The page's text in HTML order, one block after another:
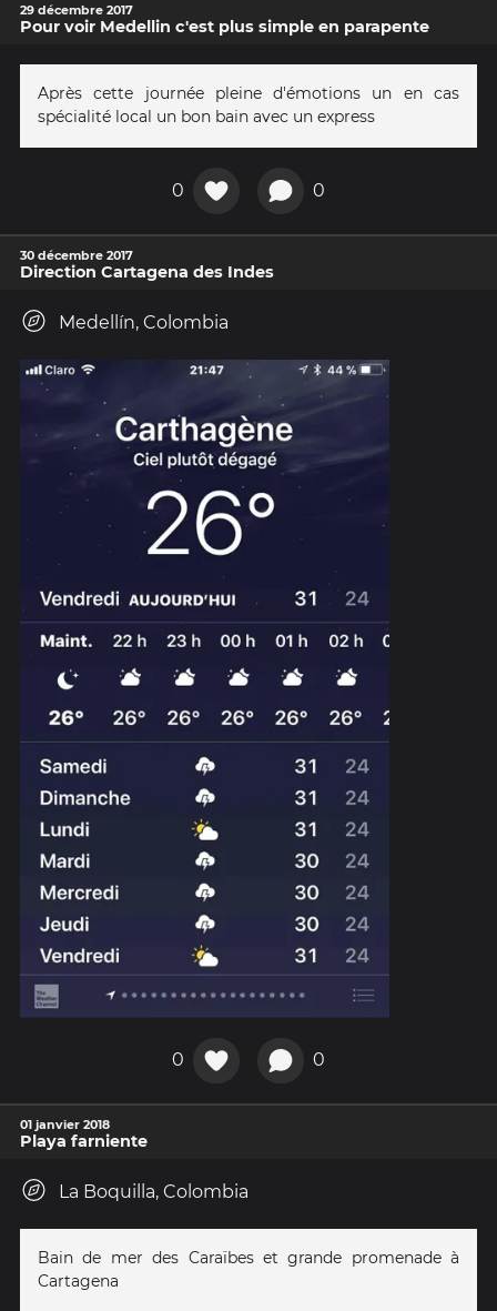
29 décembre 2017
Pour voir Medellin c'est plus simple en parapente
Après cette journée pleine d'émotions un en cas
spécialité local un bon bain avec un express
0 0
30 décembre 2017
Direction Cartagena des Indes
Medellín, Colombia
0 0
01 janvier 2018
Playa farniente
La Boquilla, Colombia
Bain de mer des Caraïbes et grande promenade à
Cartagena